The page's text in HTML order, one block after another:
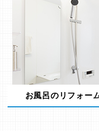
お風呂のリフォー